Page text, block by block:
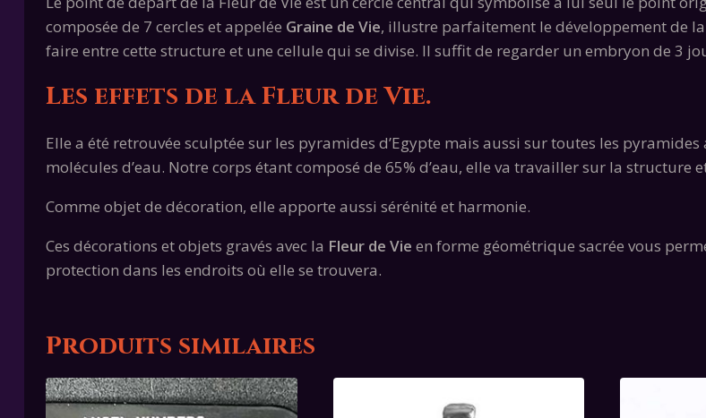
composée de 7 cercles et appelée Graine de Vie, illustre parfaitement le développement de
faire entre cette structure et une cellule qui se divise. Il suffit de regarder un embryon de 3
Les effets de la Fleur de Vie.
Elle a été retrouvée sculptée sur les pyramides d’Egypte mais aussi sur toutes les
molécules d’eau. Notre corps étant composé de 65% d’eau, elle va travailler sur la
Comme objet de décoration, elle apporte aussi sérénité et harmonie.
Ces décorations et objets gravés avec la Fleur de Vie en forme géométrique sacrée vous
protection dans les endroits où elle se trouvera.
Produits similaires